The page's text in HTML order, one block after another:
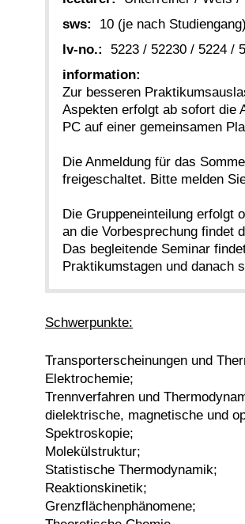
sws:
10 (je nach Studiengang)
lv-no.:
5223 / 52230 / 5224 /
information:
Zur besseren
Aspekten erfolgt ab sofort die
PC auf einer gemeinsamen
Die Anmeldung für das
freigeschaltet. Bitte melden
Die Gruppeneinteilung erfolgt
an die Vorbesprechung findet
Das begleitende Seminar
Praktikumstagen und danach
Schwerpunkte:
Transporterscheinungen und
Elektrochemie;
Trennverfahren und
dielektrische, magnetische und
Spektroskopie;
Molekülstruktur;
Statistische Thermodynamik;
Reaktionskinetik;
Grenzflächenphänomene;